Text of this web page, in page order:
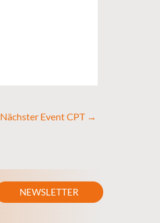
Nächster Event CPT →
NEWSLETTER